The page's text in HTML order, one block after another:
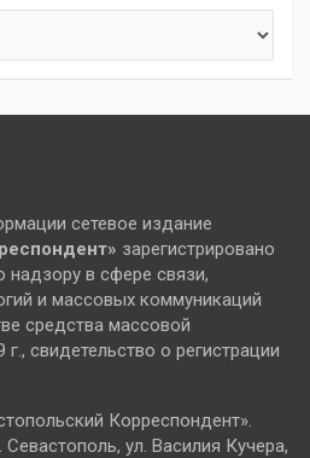
сетевое издание
зарегистрировано
в сфере связи,
и массовых коммуникаций
средства массовой
свидетельство о регистрации
Корреспондент».
Севастополь, ул. Василия Кучера,